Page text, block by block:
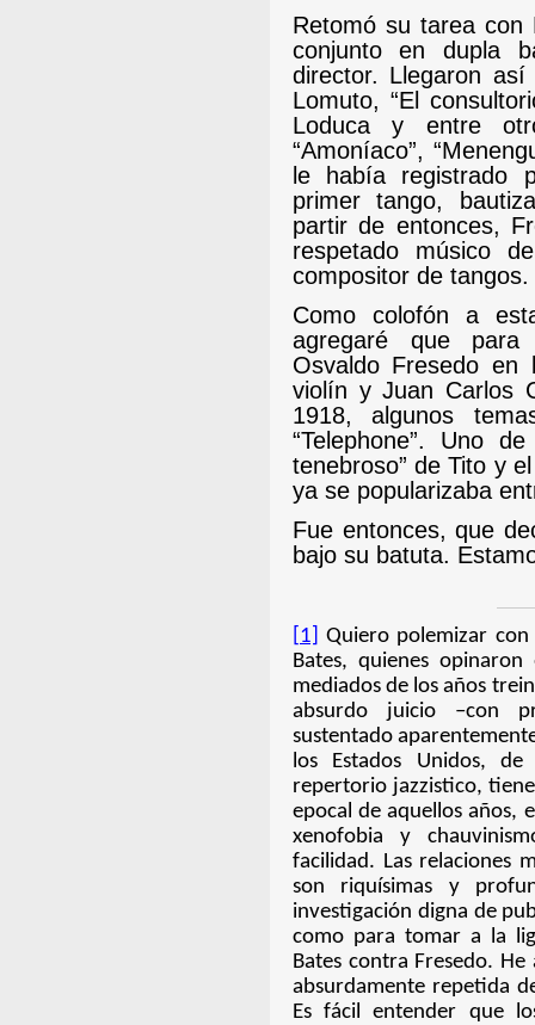
Retomó su tarea con
conjunto en dupla
director. Llegaron
Lomuto, “El
Loduca y entre
“Amoníaco”,
le había registrado
primer tango,
partir de entonces,
respetado músico
compositor de tangos.
Como colofón a
agregaré que para
Osvaldo Fresedo en
violín y Juan Carlos
1918, algunos
“Telephone”. Uno
tenebroso” de Tito y
ya se popularizaba
Fue entonces, que
bajo su batuta.
[1]
Quiero polemizar
Bates, quienes
mediados de los años
absurdo juicio –con
sustentado
los Estados Unidos,
repertorio jazzistico,
epocal de aquellos años,
xenofobia y
facilidad. Las relaciones
son riquísimas y
investigación digna de
como para tomar a la
Bates contra Fresedo.
absurdamente repetida
Es fácil entender que